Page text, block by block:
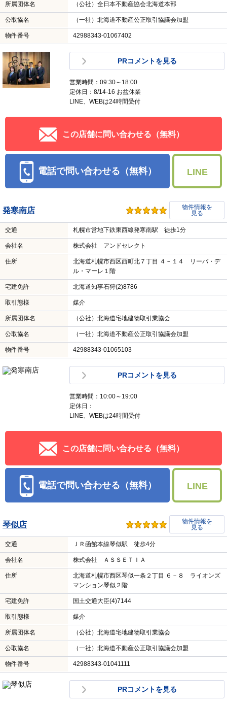
所属団体名 （公社）全日本不動産協会北海道本部
公取協名 （一社）北海道不動産公正取引協議会加盟
物件番号 42988343-01067402
PRコメントを見る
営業時間：09:30～18:00
定休日：8/14-16 お盆休業
LINE、WEBは24時間受付
この店舗に問い合わせる（無料）
電話で問い合わせる（無料） LINE
発寒南店
物件情報を
見る
交通 札幌市営地下鉄東西線発寒南駅 徒歩1分
会社名 株式会社 アンドセレクト
住所
北海道札幌市西区西町北７丁目 ４－１４ リーバ・デ
ル・マーレ１階
宅建免許 北海道知事石狩(2)8786
取引態様 媒介
所属団体名 （公社）北海道宅地建物取引業協会
公取協名 （一社）北海道不動産公正取引協議会加盟
物件番号 42988343-01065103
PRコメントを見る
営業時間：10:00～19:00
定休日：
LINE、WEBは24時間受付
この店舗に問い合わせる（無料）
電話で問い合わせる（無料） LINE
琴似店
物件情報を
見る
交通 ＪＲ函館本線琴似駅 徒歩4分
会社名 株式会社 ＡＳＳＥＴＩＡ
住所
北海道札幌市西区琴似一条２丁目 ６－８ ライオンズ
マンション琴似２階
宅建免許 国土交通大臣(4)7144
取引態様 媒介
所属団体名 （公社）北海道宅地建物取引業協会
公取協名 （一社）北海道不動産公正取引協議会加盟
物件番号 42988343-01041111
PRコメントを見る